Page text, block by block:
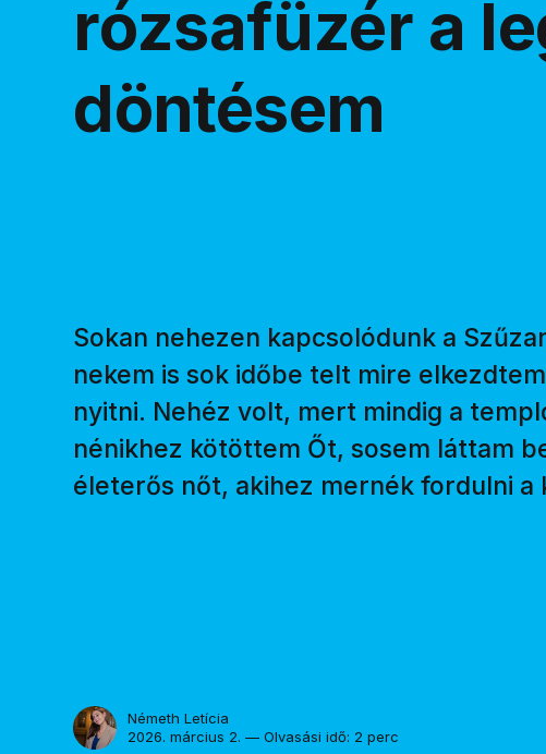
rózsafüzér a
döntésem
Sokan nehezen kapcsolódunk a
nekem is sok időbe telt mire
nyitni. Nehéz volt, mert mindig a
nénikhez kötöttem Őt, sosem láttam
életerős nőt, akihez mernék fordulni a
Németh Letícia
2026. március 2. — Olvasási idő: 2 perc